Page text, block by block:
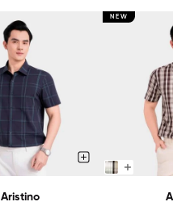
Aristino
NEW